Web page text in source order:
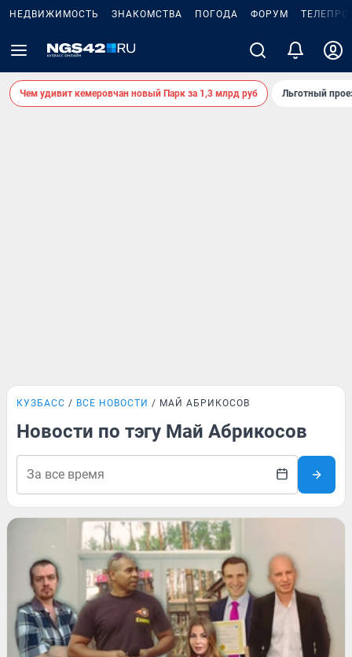
НЕДВИЖИМОСТЬ ЗНАКОМСТВА ПОГОДА ФОРУМ
Чем удивит кемеровчан новый Парк за 1,3 млрд руб Льготный
КУЗБАСС ВСЕ НОВОСТИ МАЙ АБРИКОСОВ
Новости по тэгу Май Абрикосов